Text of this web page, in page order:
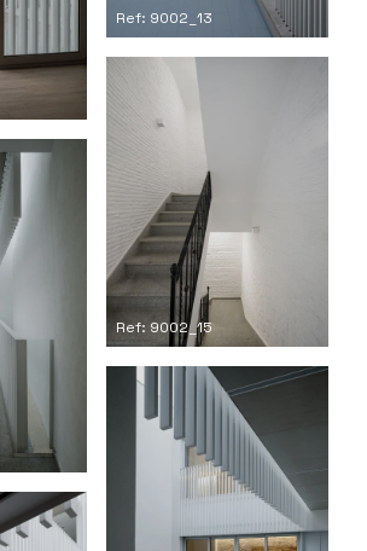
Ref: 9002_13
Ref: 9002_15